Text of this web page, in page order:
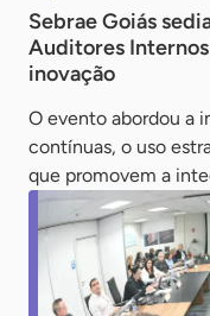
Sebrae Goiás
Auditores
inovação
O evento abordou a
contínuas, o uso
que promovem a